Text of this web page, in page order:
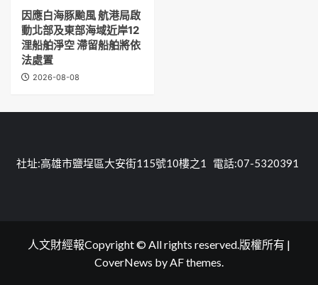
因應白海豚颱風 航港局啟
動北部及東部海域近岸12
浬船舶淨空 滯留船舶將依
法處置
2026-08-08
社址:高雄市鹽埕區大安街115號10樓之1 電話:07-5320391
人文財經報Copyright © All rights reserved.版權所有 |
CoverNews by AF themes.